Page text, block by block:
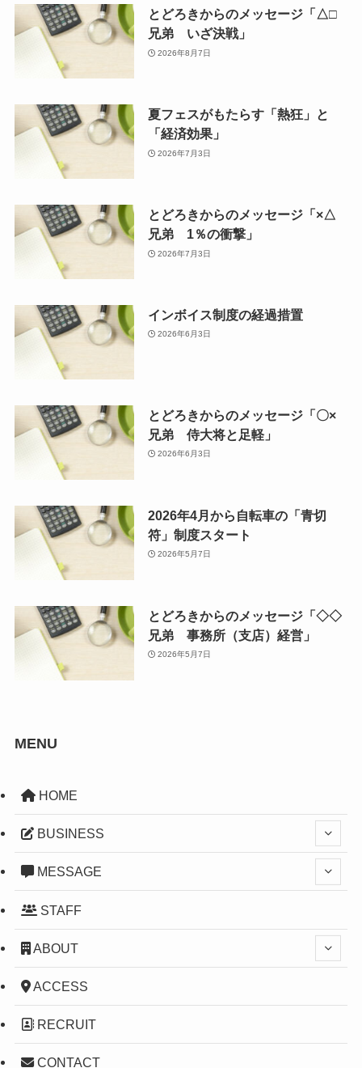
とどろきからのメッセージ「△□
兄弟 いざ決戦」
2026年8月7日
夏フェスがもたらす「熱狂」と
「経済効果」
2026年7月3日
とどろきからのメッセージ「×△
兄弟 1％の衝撃」
2026年7月3日
インボイス制度の経過措置
2026年6月3日
とどろきからのメッセージ「〇×
兄弟 侍大将と足軽」
2026年6月3日
2026年4月から自転車の「青切
符」制度スタート
2026年5月7日
とどろきからのメッセージ「◇◇
兄弟 事務所（支店）経営」
2026年5月7日
MENU
HOME
BUSINESS
MESSAGE
STAFF
ABOUT
ACCESS
RECRUIT
CONTACT